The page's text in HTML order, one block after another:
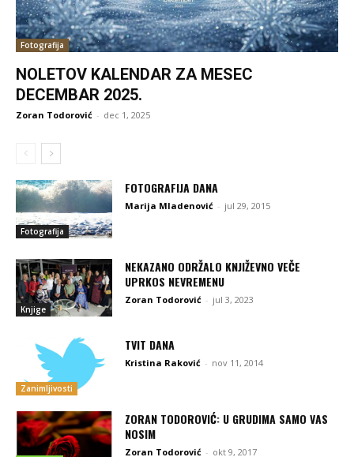
Fotografija
NOLETOV KALENDAR ZA MESEC
DECEMBAR 2025.
Zoran Todorović - dec 1, 2025
Fotografija
FOTOGRAFIJA DANA
Marija Mladenović - jul 29, 2015
Knjige
NEKAZANO ODRŽALO KNJIŽEVNO VEČE
UPRKOS NEVREMENU
Zoran Todorović - jul 3, 2023
Zanimljivosti
TVIT DANA
Kristina Raković - nov 11, 2014
ZORAN TODOROVIĆ: U GRUDIMA SAMO VAS
NOSIM
Zoran Todorović - okt 9, 2017